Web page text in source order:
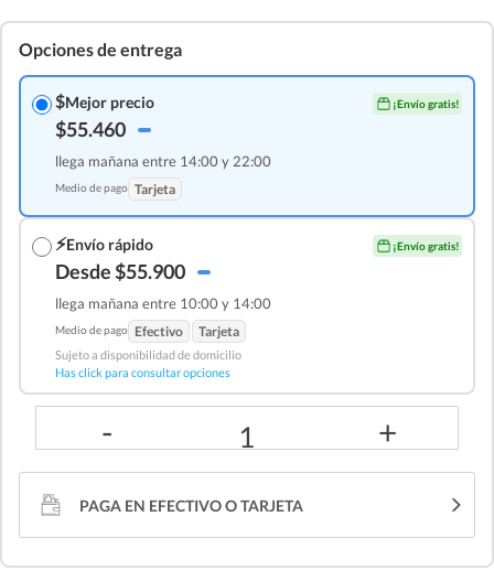
Opciones de entrega
$Mejor precio ¡Envío gratis!
$55.460
llega mañana entre 14:00 y 22:00
Medio de pago Tarjeta
⚡Envío rápido ¡Envío gratis!
Desde $55.900
llega mañana entre 10:00 y 14:00
Medio de pago Efectivo Tarjeta
Sujeto a disponibilidad de domicilio
Has click para consultar opciones
- 1 +
PAGA EN EFECTIVO O TARJETA